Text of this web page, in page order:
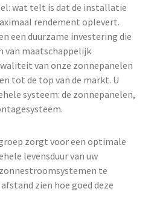
wat telt is dat de installatie
rendement oplevert.
een duurzame investering die
van maatschappelijk
van onze zonnepanelen
tot de top van de markt. U
systeem: de zonnepanelen,
zorgt voor een optimale
levensduur van uw
te
zien hoe goed deze